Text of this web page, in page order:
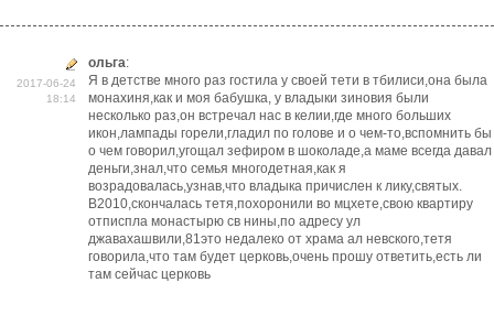
2017-06-24
18:14
ольга:
Я в детстве много раз гостила у своей тети в тбилиси,она была
монахиня,как и моя бабушка, у владыки зиновия были
несколько раз,он встречал нас в келии,где много больших
икон,лампады горели,гладил по голове и о чем-то,вспомнить бы
о чем говорил,угощал зефиром в шоколаде,а маме всегда давал
деньги,знал,что семья многодетная,как я
возрадовалась,узнав,что владыка причислен к лику,святых.
В2010,скончалась тетя,похоронили во мцхете,свою квартиру
отписпла монастырю св нины,по адресу ул
джавахашвили,81это недалеко от храма ал невского,тетя
говорила,что там будет церковь,очень прошу ответить,есть ли
там сейчас церковь